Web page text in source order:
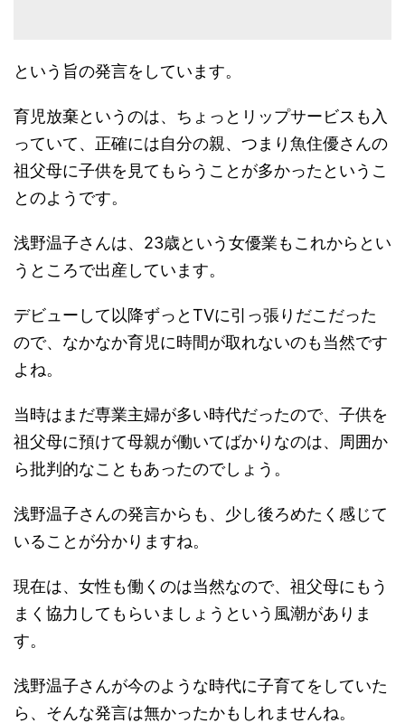
という旨の発言をしています。
育児放棄というのは、ちょっとリップサービスも入
っていて、正確には自分の親、つまり魚住優さんの
祖父母に子供を見てもらうことが多かったというこ
とのようです。
浅野温子さんは、23歳という女優業もこれからとい
うところで出産しています。
デビューして以降ずっとTVに引っ張りだこだった
ので、なかなか育児に時間が取れないのも当然です
よね。
当時はまだ専業主婦が多い時代だったので、子供を
祖父母に預けて母親が働いてばかりなのは、周囲か
ら批判的なこともあったのでしょう。
浅野温子さんの発言からも、少し後ろめたく感じて
いることが分かりますね。
現在は、女性も働くのは当然なので、祖父母にもう
まく協力してもらいましょうという風潮がありま
す。
浅野温子さんが今のような時代に子育てをしていた
ら、そんな発言は無かったかもしれませんね。